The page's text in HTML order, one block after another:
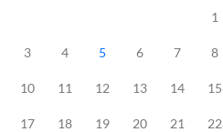
1
3 4 5 6 7 8
10 11 12 13 14 15
17 18 19 20 21 22